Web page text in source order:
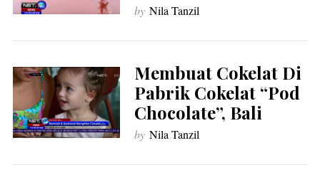
by Nila Tanzil
Membuat Cokelat Di
Pabrik Cokelat “Pod
Chocolate”, Bali
by Nila Tanzil